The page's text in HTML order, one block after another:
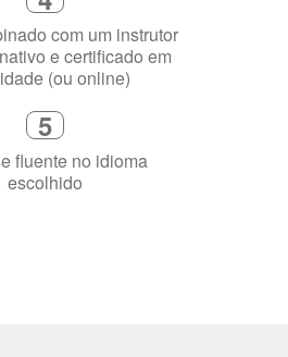
com um instrutor
e certificado em
(ou online)
5
fluente no idioma
escolhido